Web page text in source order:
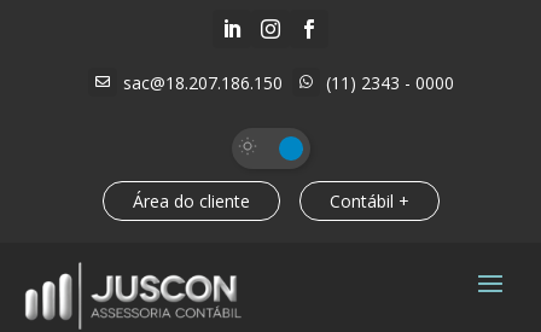
  
 sac@18.207.186.150  (11) 2343 - 0000
Área do cliente Contábil +